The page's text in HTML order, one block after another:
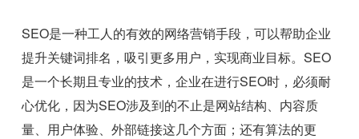
SEO是一种工人的有效的网络营销手段，可以帮助企业
提升关键词排名，吸引更多用户，实现商业目标。SEO
是一个长期且专业的技术，企业在进行SEO时，必须耐
心优化，因为SEO涉及到的不止是网站结构、内容质
量、用户体验、外部链接这几个方面；还有算法的更